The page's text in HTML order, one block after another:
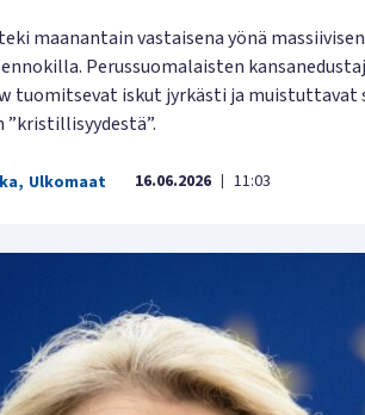
maanantain vastaisena yönä
Perussuomalaisten
tuomitsevat iskut jyrkästi ja muistuttavat
”kristillisyydestä”.
, Ulkomaat 16.06.2026 | 11:03